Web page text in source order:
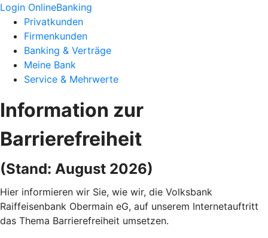
Login OnlineBanking
Privatkunden
Firmenkunden
Banking & Verträge
Meine Bank
Service & Mehrwerte
Information zur
Barrierefreiheit
(Stand: August 2026)
Hier informieren wir Sie, wie wir, die Volksbank
Raiffeisenbank Obermain eG, auf unserem Internetauftritt
das Thema Barrierefreiheit umsetzen.